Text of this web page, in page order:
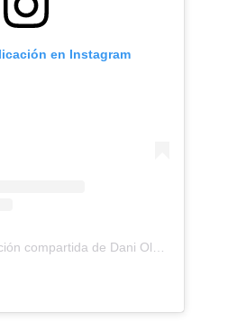
en Instagram
de Dani Olmo (@daniolmo)